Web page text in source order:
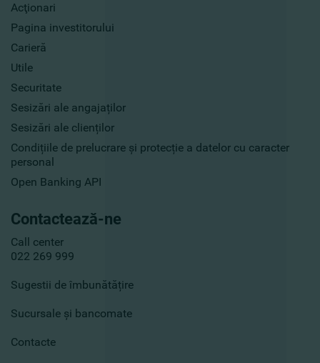
Acţionari
Pagina investitorului
Carieră
Utile
Securitate
Sesizări ale angajaților
Sesizări ale clienților
Condițiile de prelucrare și protecție a datelor cu caracter
personal
Open Banking API
Contactează-ne
Call center
022 269 999
Sugestii de îmbunătățire
Sucursale și bancomate
Contacte